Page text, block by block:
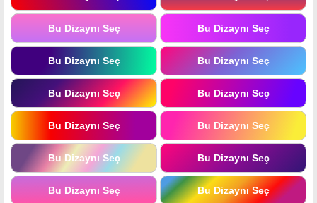
Bu Dizaynı Seç Bu Dizaynı Seç
Bu Dizaynı Seç Bu Dizaynı Seç
Bu Dizaynı Seç Bu Dizaynı Seç
Bu Dizaynı Seç Bu Dizaynı Seç
Bu Dizaynı Seç Bu Dizaynı Seç
Bu Dizaynı Seç Bu Dizaynı Seç